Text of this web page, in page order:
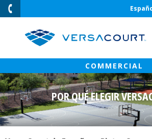
Skip
Content
POR QUÉ ELEGIR